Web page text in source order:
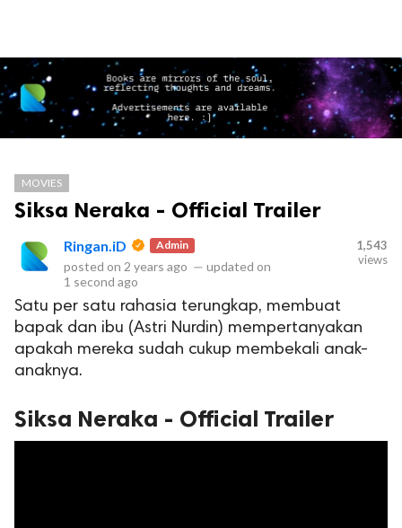
MOVIES
Siksa Neraka - Official Trailer
Ringan.iD Admin
posted on 2 years ago — updated on
1 second ago
1,543
views
Satu per satu rahasia terungkap, membuat
bapak dan ibu (Astri Nurdin) mempertanyakan
apakah mereka sudah cukup membekali anak-
anaknya.
Siksa Neraka - Official Trailer